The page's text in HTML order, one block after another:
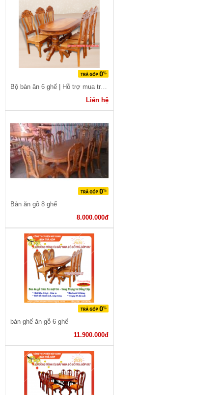
Bộ bàn ăn 6 ghế | Hỗ trợ mua trả góp
Liên hệ
Bàn ăn gỗ 8 ghế
8.000.000đ
bàn ghế ăn gỗ 6 ghế
11.900.000đ